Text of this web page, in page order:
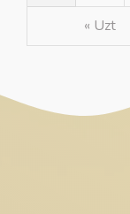
« Uzt